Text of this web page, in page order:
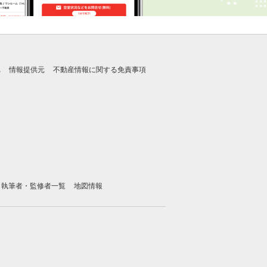
情報提供元 不動産情報に関する免責事項
執筆者・監修者一覧 地図情報